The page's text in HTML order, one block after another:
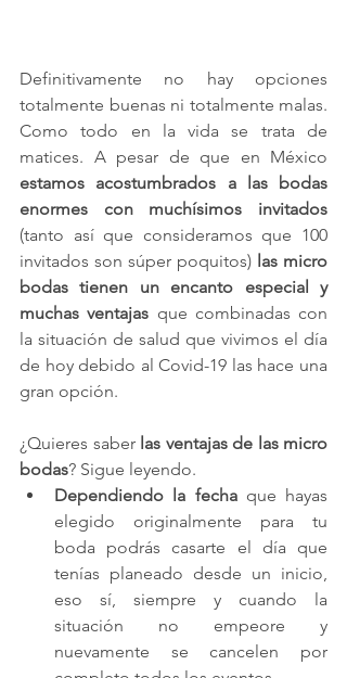
Definitivamente no hay opciones
totalmente buenas ni totalmente malas.
Como todo en la vida se trata de
estamos acostumbrados a las bodas
enormes con muchísimos invitados
(tanto así que consideramos que 100
invitados son súper poquitos) las micro
bodas tienen un encanto especial y
muchas ventajas que combinadas con
la situación de salud que vivimos el día
de hoy debido al Covid-19 las hace una
gran opción.
¿Quieres saber las ventajas de las micro
bodas? Sigue leyendo.
Dependiendo la fecha que hayas
elegido originalmente para tu
boda podrás casarte el día que
tenías planeado desde un inicio,
eso sí, siempre y cuando la
situación no empeore y
nuevamente se cancelen por